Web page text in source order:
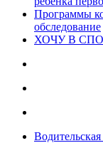
Программы
обследование
ХОЧУ В